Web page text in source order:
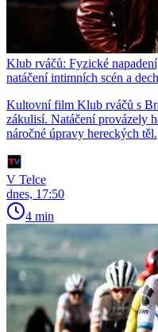
Klub rváčů: Fyzické
natáčení intimních scén a
Kultovní film Klub rváčů s
zákulisí. Natáčení provázely
náročné úpravy hereckých těl.
V Telce
dnes, 17:50
4 min